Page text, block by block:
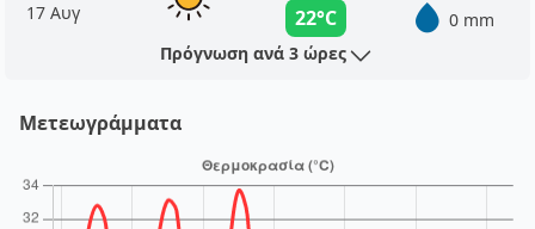
17 Αυγ
22°C
0 mm
Πρόγνωση ανά 3 ώρες
Μετεωγράμματα